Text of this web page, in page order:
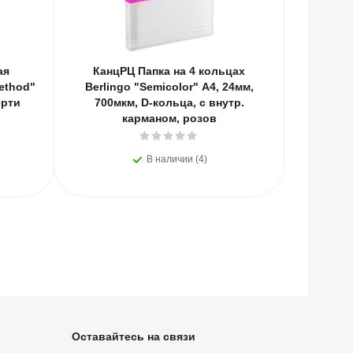
КанцРЦ Папка на 4 кольцах
Berlingo "Semicolor" А4, 24мм,
700мкм, D-кольца, с внутр.
карманом, розов
В наличии (4)
Оставайтесь на связи